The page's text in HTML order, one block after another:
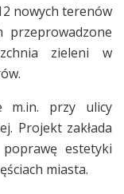
nowych terenów
przeprowadzone
zieleni w
m.in. przy ulicy
Projekt zakłada
estetyki
miasta.